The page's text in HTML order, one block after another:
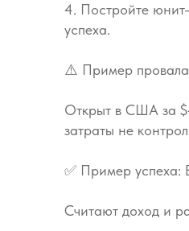
4. Постройте
успеха.
⚠️ Пример
Открыт в США за
затраты не
✅ Пример успеха:
Считают доход и